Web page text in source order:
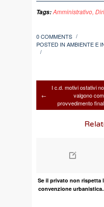
Tags:Amministrativo,
0 COMMENTS /
POSTED IN AMBIENTE E
/
←
I c.d. motivi ostativi
valgono
provvedimento
Se il privato non rispetta
convenzione